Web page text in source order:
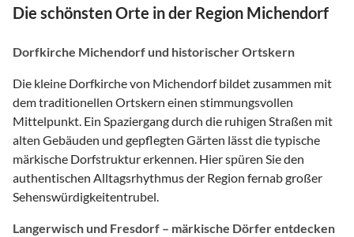
Die schönsten Orte in der Region Michendorf
Dorfkirche Michendorf und historischer Ortskern
Die kleine Dorfkirche von Michendorf bildet zusammen mit
dem traditionellen Ortskern einen stimmungsvollen
Mittelpunkt. Ein Spaziergang durch die ruhigen Straßen mit
alten Gebäuden und gepflegten Gärten lässt die typische
märkische Dorfstruktur erkennen. Hier spüren Sie den
authentischen Alltagsrhythmus der Region fernab großer
Sehenswürdigkeitentrubel.
Langerwisch und Fresdorf – märkische Dörfer entdecken